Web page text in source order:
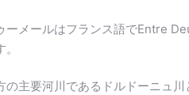
ーメールはフランス語でEntre
の主要河川であるドルドーニュ